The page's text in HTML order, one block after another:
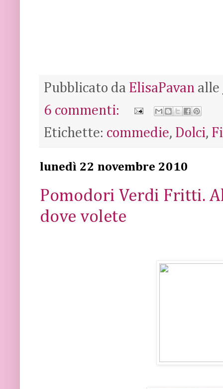
Pubblicato da ElisaPavan alle
6 commenti:
Etichette: commedie, Dolci,
lunedì 22 novembre 2010
Pomodori Verdi Fritti.
dove volete